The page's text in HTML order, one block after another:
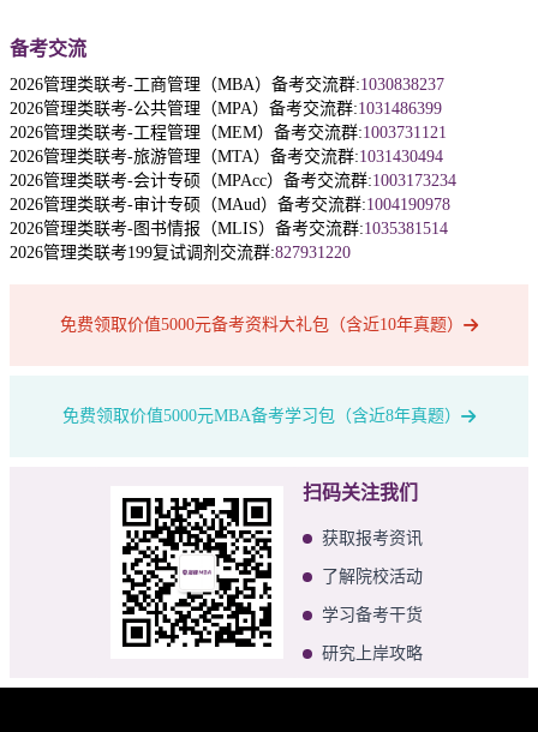
备考交流
2026管理类联考-工商管理（MBA）备考交流群:1030838237
2026管理类联考-公共管理（MPA）备考交流群:1031486399
2026管理类联考-工程管理（MEM）备考交流群:1003731121
2026管理类联考-旅游管理（MTA）备考交流群:1031430494
2026管理类联考-会计专硕（MPAcc）备考交流群:1003173234
2026管理类联考-审计专硕（MAud）备考交流群:1004190978
2026管理类联考-图书情报（MLIS）备考交流群:1035381514
2026管理类联考199复试调剂交流群:827931220
免费领取价值5000元备考资料大礼包（含近10年真题）
免费领取价值5000元MBA备考学习包（含近8年真题）
扫码关注我们
获取报考资讯
了解院校活动
学习备考干货
研究上岸攻略